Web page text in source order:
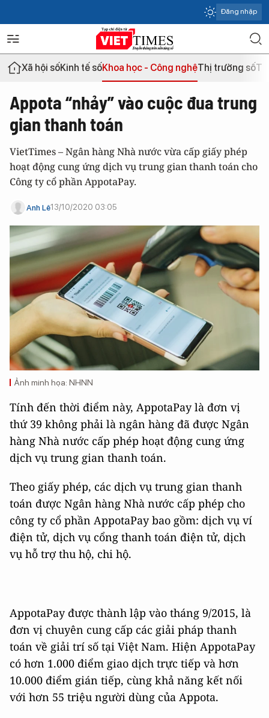
Đăng nhập
Xã hội sốKinh tế sốKhoa học - Công nghệThị trường số
Appota “nhảy” vào cuộc đua trung
gian thanh toán
VietTimes – Ngân hàng Nhà nước vừa cấp giấy phép
hoạt động cung ứng dịch vụ trung gian thanh toán cho
Công ty cổ phần AppotaPay.
Anh Lê13/10/2020 03:05
Ảnh minh họa: NHNN
Tính đến thời điểm này, AppotaPay là đơn vị
thứ 39 không phải là ngân hàng đã được Ngân
hàng Nhà nước cấp phép hoạt động cung ứng
dịch vụ trung gian thanh toán.
Theo giấy phép, các dịch vụ trung gian thanh
toán được Ngân hàng Nhà nước cấp phép cho
công ty cổ phần AppotaPay bao gồm: dịch vụ ví
điện tử, dịch vụ cổng thanh toán điện tử, dịch
vụ hỗ trợ thu hộ, chi hộ.
AppotaPay được thành lập vào tháng 9/2015, là
đơn vị chuyên cung cấp các giải pháp thanh
toán về giải trí số tại Việt Nam. Hiện AppotaPay
có hơn 1.000 điểm giao dịch trực tiếp và hơn
10.000 điểm gián tiếp, cùng khả năng kết nối
với hơn 55 triệu người dùng của Appota.